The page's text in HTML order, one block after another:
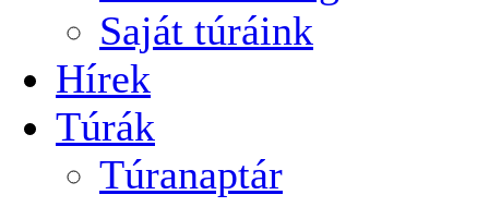
Saját túráink
Hírek
Túrák
Túranaptár